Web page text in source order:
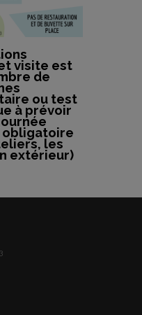
visite est
de
ou test
à prévoir
obligatoire
les
extérieur)